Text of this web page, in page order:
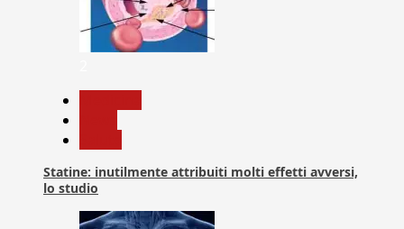
Statine: inutilmente attribuiti molti effetti avversi,
lo studio